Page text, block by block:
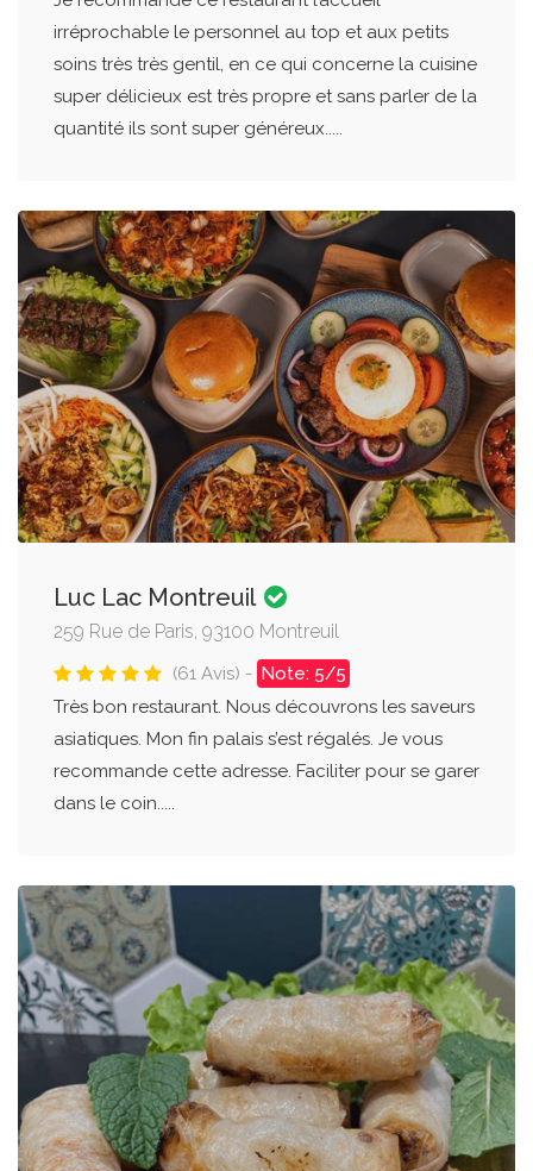
irréprochable le personnel au top et aux petits
soins très très gentil, en ce qui concerne la cuisine
super délicieux est très propre et sans parler de la
quantité ils sont super généreux.....
Luc Lac Montreuil
259 Rue de Paris, 93100 Montreuil
(61 Avis) - Note: 5/5
Très bon restaurant. Nous découvrons les saveurs
asiatiques. Mon fin palais s’est régalés. Je vous
recommande cette adresse. Faciliter pour se garer
dans le coin.....